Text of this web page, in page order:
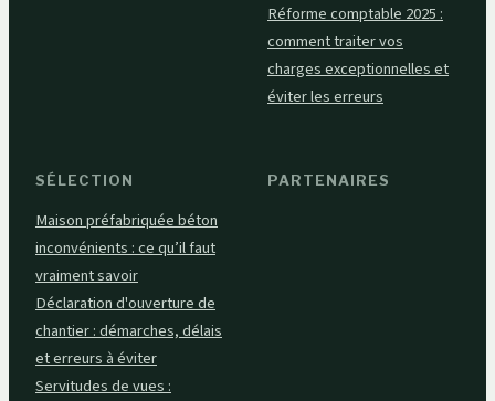
Réforme comptable 2025 :
comment traiter vos
charges exceptionnelles et
éviter les erreurs
SÉLECTION
Maison préfabriquée béton
inconvénients : ce qu’il faut
vraiment savoir
Déclaration d'ouverture de
chantier : démarches, délais
et erreurs à éviter
Servitudes de vues :
PARTENAIRES